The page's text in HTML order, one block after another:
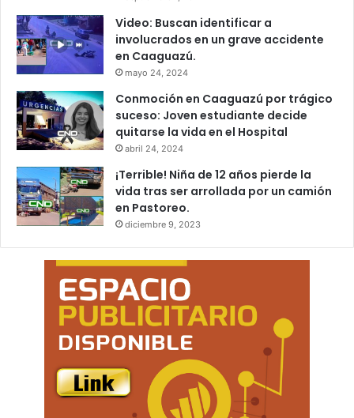
Video: Buscan identificar a
involucrados en un grave accidente
en Caaguazú.
mayo 24, 2024
Conmoción en Caaguazú por trágico
suceso: Joven estudiante decide
quitarse la vida en el Hospital
abril 24, 2024
¡Terrible! Niña de 12 años pierde la
vida tras ser arrollada por un camión
en Pastoreo.
diciembre 9, 2023